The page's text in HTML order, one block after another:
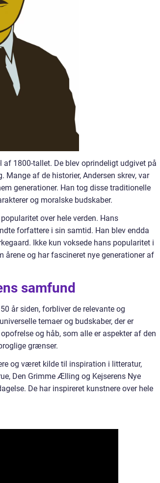
af 1800-tallet. De blev oprindeligt udgivet på
af de historier, Andersen skrev, var
generationer. Han tog disse traditionelle
og moralske budskaber.
over hele verden. Hans
forfattere i sin samtid. Han blev endda
Ikke kun voksede hans popularitet i
årene og har fascineret nye generationer af
samfund
år siden, forbliver de relevante og
temaer og budskaber, der er
og håb, som alle er aspekter af den
grænser.
og været kilde til inspiration i litteratur,
Den Grimme Ælling og Kejserens Nye
De har inspireret kunstnere over hele